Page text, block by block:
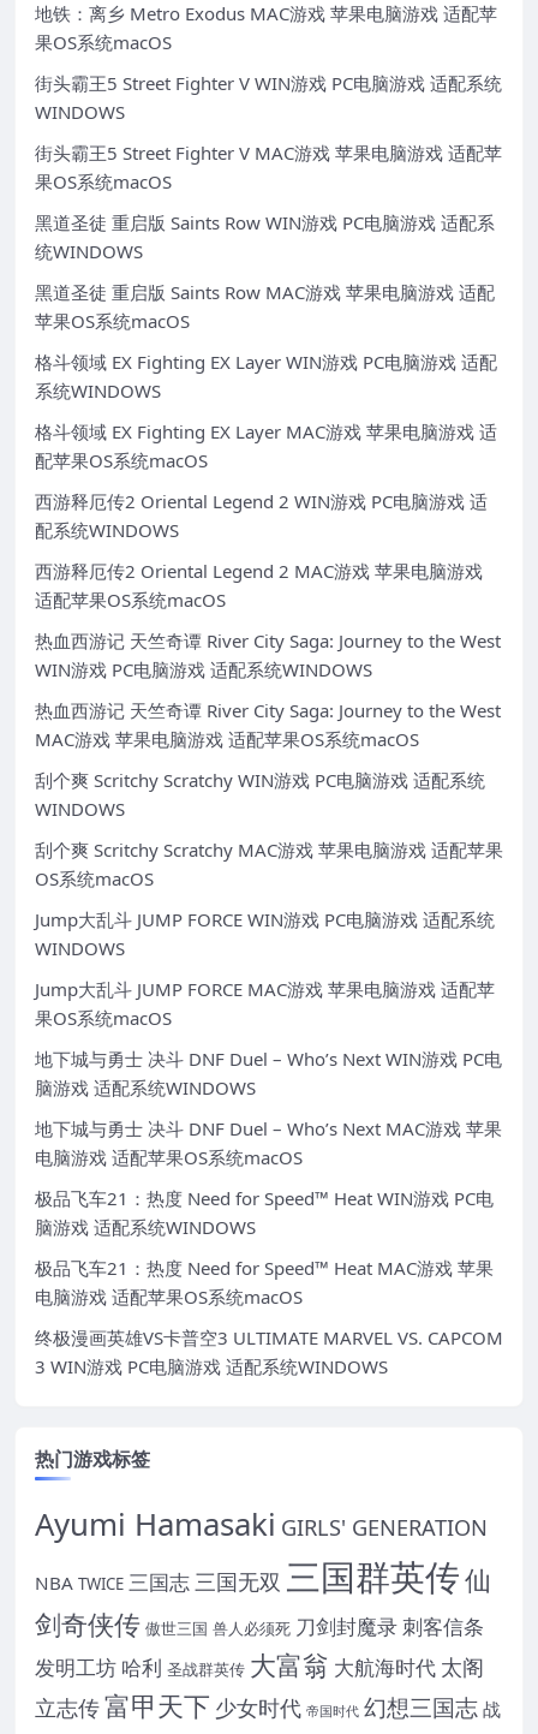
地铁：离乡 Metro Exodus MAC游戏 苹果电脑游戏 适配苹
果OS系统macOS
街头霸王5 Street Fighter V WIN游戏 PC电脑游戏 适配系统
WINDOWS
街头霸王5 Street Fighter V MAC游戏 苹果电脑游戏 适配苹
果OS系统macOS
黑道圣徒 重启版 Saints Row WIN游戏 PC电脑游戏 适配系
统WINDOWS
黑道圣徒 重启版 Saints Row MAC游戏 苹果电脑游戏 适配
苹果OS系统macOS
格斗领域 EX Fighting EX Layer WIN游戏 PC电脑游戏 适配
系统WINDOWS
格斗领域 EX Fighting EX Layer MAC游戏 苹果电脑游戏 适
配苹果OS系统macOS
西游释厄传2 Oriental Legend 2 WIN游戏 PC电脑游戏 适
配系统WINDOWS
西游释厄传2 Oriental Legend 2 MAC游戏 苹果电脑游戏
适配苹果OS系统macOS
热血西游记 天竺奇谭 River City Saga: Journey to the West
WIN游戏 PC电脑游戏 适配系统WINDOWS
热血西游记 天竺奇谭 River City Saga: Journey to the West
MAC游戏 苹果电脑游戏 适配苹果OS系统macOS
刮个爽 Scritchy Scratchy WIN游戏 PC电脑游戏 适配系统
WINDOWS
刮个爽 Scritchy Scratchy MAC游戏 苹果电脑游戏 适配苹果
OS系统macOS
Jump大乱斗 JUMP FORCE WIN游戏 PC电脑游戏 适配系统
WINDOWS
Jump大乱斗 JUMP FORCE MAC游戏 苹果电脑游戏 适配苹
果OS系统macOS
地下城与勇士 决斗 DNF Duel – Who’s Next WIN游戏 PC电
脑游戏 适配系统WINDOWS
地下城与勇士 决斗 DNF Duel – Who’s Next MAC游戏 苹果
电脑游戏 适配苹果OS系统macOS
极品飞车21：热度 Need for Speed™ Heat WIN游戏 PC电
脑游戏 适配系统WINDOWS
极品飞车21：热度 Need for Speed™ Heat MAC游戏 苹果
电脑游戏 适配苹果OS系统macOS
终极漫画英雄VS卡普空3 ULTIMATE MARVEL VS. CAPCOM
3 WIN游戏 PC电脑游戏 适配系统WINDOWS
热门游戏标签
Ayumi Hamasaki GIRLS' GENERATION
NBA TWICE 三国志三国无双 三国群英传仙
剑奇侠传 傲世三国 兽人必须死 刀剑封魔录刺客信条
发明工坊 哈利 圣战群英传 大富翁 大航海时代 太阁
立志传富甲天下 少女时代 帝国时代 幻想三国志 战